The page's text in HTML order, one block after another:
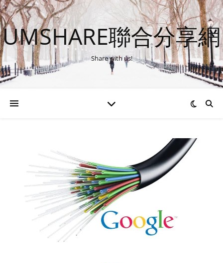
UMSHARE聯合分享網
Share with us!